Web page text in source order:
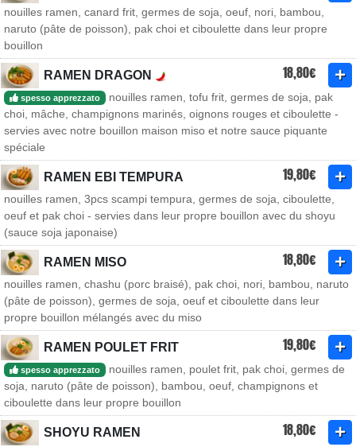
nouilles ramen, canard frit, germes de soja, oeuf, nori, bambou,
naruto (pâte de poisson), pak choi et ciboulette dans leur propre
bouillon
RAMEN DRAGON 18,80€
spesso apprezzato
nouilles ramen, tofu frit, germes de soja, pak
choi, mâche, champignons marinés, oignons rouges et ciboulette -
servies avec notre bouillon maison miso et notre sauce piquante
spéciale
RAMEN EBI TEMPURA 19,80€
nouilles ramen, 3pcs scampi tempura, germes de soja, ciboulette,
oeuf et pak choi - servies dans leur propre bouillon avec du shoyu
(sauce soja japonaise)
RAMEN MISO 18,80€
nouilles ramen, chashu (porc braisé), pak choi, nori, bambou, naruto
(pâte de poisson), germes de soja, oeuf et ciboulette dans leur
propre bouillon mélangés avec du miso
RAMEN POULET FRIT 19,80€
spesso apprezzato
nouilles ramen, poulet frit, pak choi, germes de
soja, naruto (pâte de poisson), bambou, oeuf, champignons et
ciboulette dans leur propre bouillon
SHOYU RAMEN 18,80€